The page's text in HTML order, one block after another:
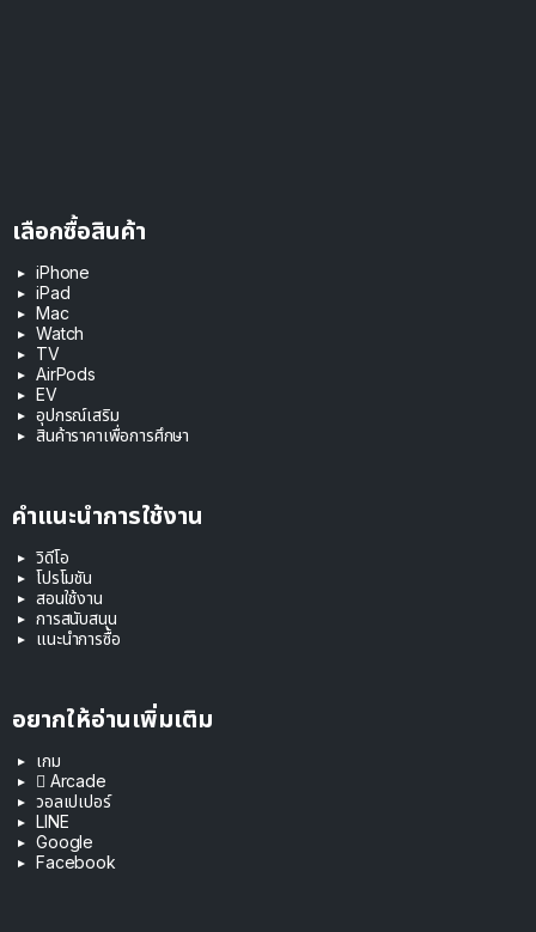
เลือกซื้อสินค้า
iPhone
iPad
Mac
Watch
TV
AirPods
EV
อุปกรณ์เสริม
สินค้าราคาเพื่อการศึกษา
คำแนะนำการใช้งาน
วิดีโอ
โปรโมชัน
สอนใช้งาน
การสนับสนุน
แนะนำการซื้อ
อยากให้อ่านเพิ่มเติม
เกม
 Arcade
วอลเปเปอร์
LINE
Google
Facebook